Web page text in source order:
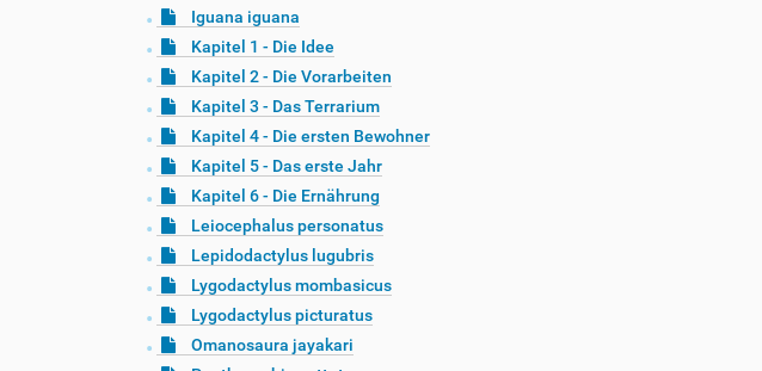
Iguana iguana
Kapitel 1 - Die Idee
Kapitel 2 - Die Vorarbeiten
Kapitel 3 - Das Terrarium
Kapitel 4 - Die ersten Bewohner
Kapitel 5 - Das erste Jahr
Kapitel 6 - Die Ernährung
Leiocephalus personatus
Lepidodactylus lugubris
Lygodactylus mombasicus
Lygodactylus picturatus
Omanosaura jayakari